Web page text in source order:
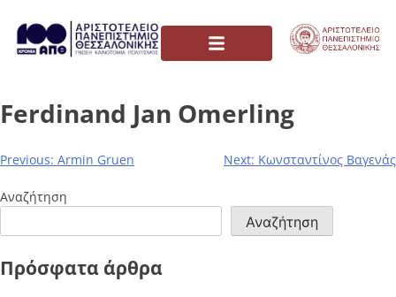
Ferdinand Jan Omerling
Previous: Armin Gruen Next: Κωνσταντίνος Βαγενάς
Αναζήτηση
Αναζήτηση
Πρόσφατα άρθρα